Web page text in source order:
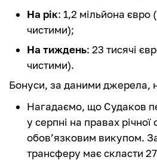
На рік: 1,2 мільйона євро
чистими);
На тиждень: 23 тисячі
чистими).
Бонуси, за даними джерела,
Нагадаємо, що Судаков
у серпні на правах
обов’язковим викупом.
трансферу має скласти